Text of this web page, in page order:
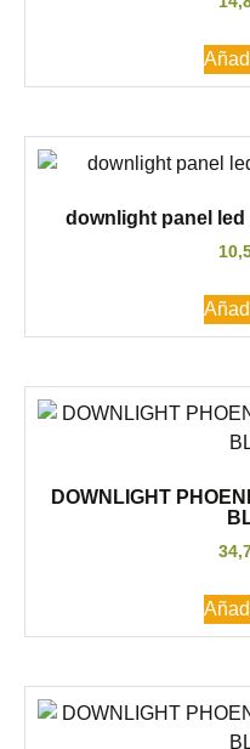
downlight panel led
DOWNLIGHT